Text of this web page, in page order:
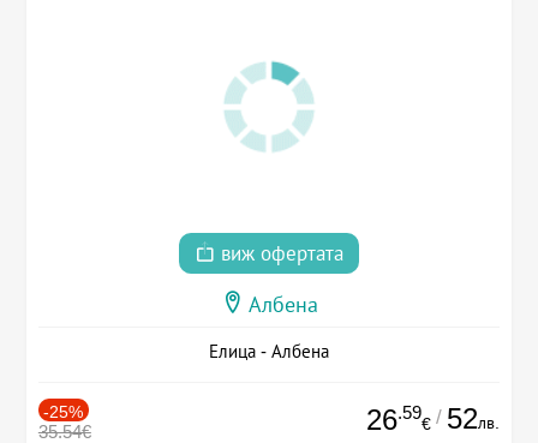
виж офертата
Албена
Елица - Албена
-25%
35.54€ 26.59
€ / 52лв.